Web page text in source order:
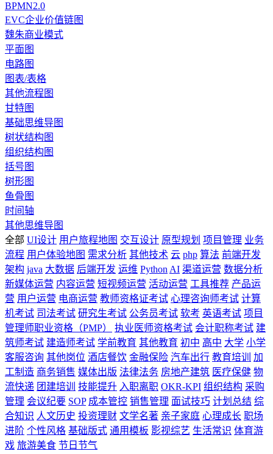
BPMN2.0
EVC企业价值链图
魏朱商业模式
平面图
电路图
图表/表格
其他流程图
甘特图
基础思维导图
树状结构图
组织结构图
括号图
树形图
鱼骨图
时间轴
其他思维导图
全部 UI设计 用户旅程地图 交互设计 原型规划 项目管理 业务
流程 用户体验地图 需求分析 其他技术 云 php 算法 前端开发
架构 java 大数据 后端开发 运维 Python AI 渠道运营 数据分析
新媒体运营 内容运营 短视频运营 活动运营 工具推荐 产品运
营 用户运营 电商运营 教师资格证考试 心理咨询师考试 计算
机考试 司法考试 研究生考试 公务员考试 软考 英语考试 项目
管理师职业资格（PMP）
执业医师资格考试 会计职称考试 建
筑师考试 建造师考试 学前教育 其他教育 初中 高中 大学 小学
客服咨询 其他岗位 酒店餐饮 金融保险 汽车出行 教育培训
加
工制造 商务销售 媒体出版 法律法务 房地产建筑 医疗保健 物
流快递 团建培训 技能提升 入职离职 OKR-KPI 组织结构 采购
管理 会议纪要 SOP 成本管控 销售管理 面试技巧 计划总结 综
合知识 人文历史 投资理财 文学名著 亲子家庭 心理成长 职场
进阶 个性风格 基础版式 通用模板 影视综艺 生活常识 体育游
戏 旅游美食 节日节气